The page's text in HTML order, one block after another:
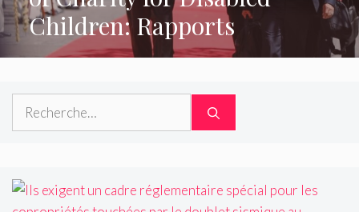
Children: Rapports
Rechercher :